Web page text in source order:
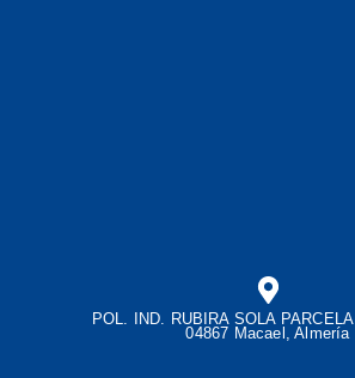
POL. IND. RUBIRA SOLA
04867 Macael, Almería